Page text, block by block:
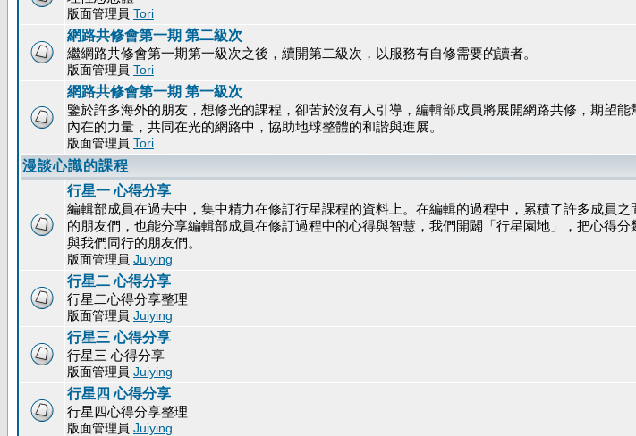
版面管理員 Tori
網路共修會第一期 第二級次
繼網路共修會第一期第一級次之後，續開第二級次，以服務有自修需要的讀者。
版面管理員 Tori
網路共修會第一期 第一級次
鑒於許多海外的朋友，想修光的課程，卻苦於沒有人引導，編輯部成員將展開網路共修，期望
內在的力量，共同在光的網路中，協助地球整體的和諧與進展。
版面管理員 Tori
漫談心識的課程
行星一 心得分享
編輯部成員在過去中，集中精力在修訂行星課程的資料上。在編輯的過程中，累積了許多成員
的朋友們，也能分享編輯部成員在修訂過程中的心得與智慧，我們開闢「行星園地」，把心得
與我們同行的朋友們。
版面管理員 Juiying
行星二 心得分享
行星二心得分享整理
版面管理員 Juiying
行星三 心得分享
行星三 心得分享
版面管理員 Juiying
行星四 心得分享
行星四心得分享整理
版面管理員 Juiying